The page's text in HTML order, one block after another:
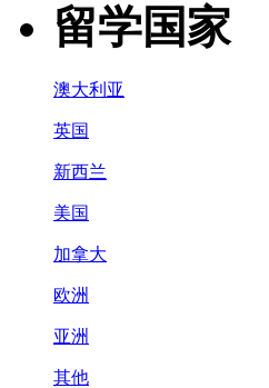
留学国家
澳大利亚
英国
新西兰
美国
加拿大
欧洲
亚洲
其他